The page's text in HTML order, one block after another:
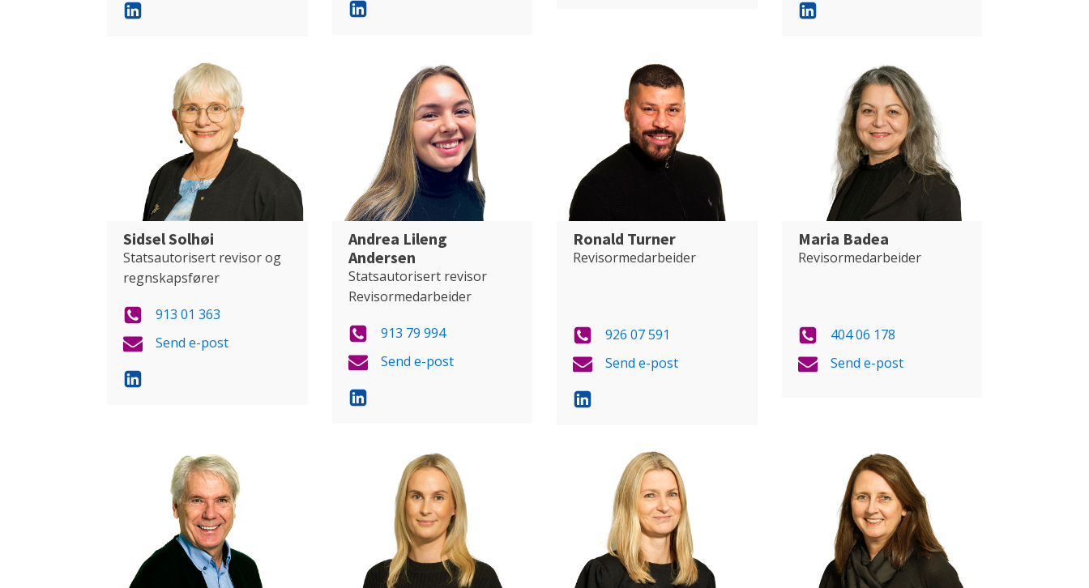
Sidsel Solhøi
Statsautorisert revisor og
regnskapsfører
913 01 363
Send e-post
Andrea Lileng
Andersen
Statsautorisert revisor
Revisormedarbeider
913 79 994
Send e-post
Ronald Turner
Revisormedarbeider
926 07 591
Send e-post
Maria Badea
Revisormedarbeider
404 06 178
Send e-post